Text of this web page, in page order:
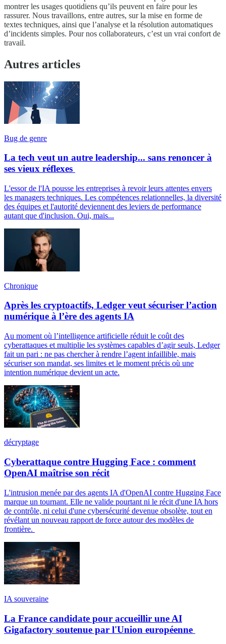
montrer les usages quotidiens qu’ils peuvent en faire pour les
rassurer. Nous travaillons, entre autres, sur la mise en forme de
textes techniques, ainsi que l’analyse et la résolution automatiques
d’incidents simples. Pour nos collaborateurs, c’est un vrai confort de
travail.
Autres articles
Bug de genre
La tech veut un autre leadership... sans renoncer à
ses vieux réflexes
L'essor de l'IA pousse les entreprises à revoir leurs attentes envers
les managers techniques. Les compétences relationnelles, la diversité
des équipes et l'autorité deviennent des leviers de performance
autant que d'inclusion. Oui, mais...
Chronique
Après les cryptoactifs, Ledger veut sécuriser l’action
numérique à l’ère des agents IA
Au moment où l’intelligence artificielle réduit le coût des
cyberattaques et multiplie les systèmes capables d’agir seuls, Ledger
fait un pari : ne pas chercher à rendre l’agent infaillible, mais
sécuriser son mandat, ses limites et le moment précis où une
intention numérique devient un acte.
décryptage
Cyberattaque contre Hugging Face : comment
OpenAI maîtrise son récit
L'intrusion menée par des agents IA d'OpenAI contre Hugging Face
marque un tournant. Elle ne valide pourtant ni le récit d'une IA hors
de contrôle, ni celui d'une cybersécurité devenue obsolète, tout en
révélant un nouveau rapport de force autour des modèles de
frontière.
IA souveraine
La France candidate pour accueillir une AI
Gigafactory soutenue par l'Union européenne